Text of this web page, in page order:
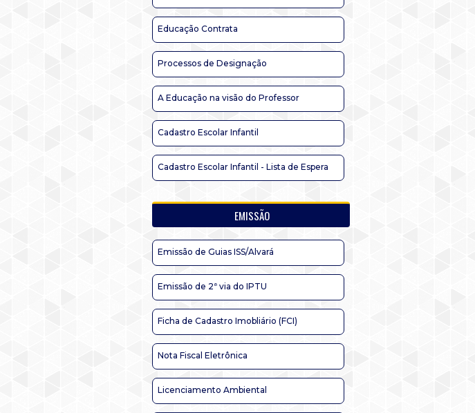
Educação Contrata
Processos de Designação
A Educação na visão do Professor
Cadastro Escolar Infantil
Cadastro Escolar Infantil - Lista de Espera
EMISSÃO
Emissão de Guias ISS/Alvará
Emissão de 2ª via do IPTU
Ficha de Cadastro Imobliário (FCI)
Nota Fiscal Eletrônica
Licenciamento Ambiental